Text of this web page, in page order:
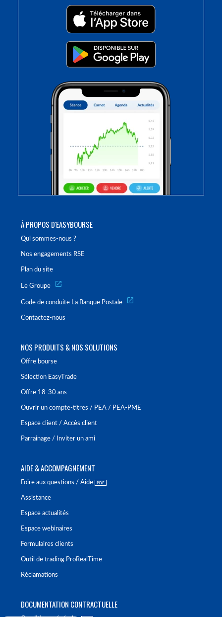
À PROPOS D'EASYBOURSE
Qui sommes-nous ?
Nos engagements RSE
Plan du site
Le Groupe
Code de conduite La Banque Postale
Contactez-nous
NOS PRODUITS & NOS SOLUTIONS
Offre bourse
Sélection EasyTrade
Offre 18-30 ans
Ouvrir un compte-titres / PEA / PEA-PME
Espace client / Accès client
Parrainage / Inviter un ami
AIDE & ACCOMPAGNEMENT
Foire aux questions / Aide
Assistance
Espace actualités
Espace webinaires
Formulaires clients
Outil de trading ProRealTime
Réclamations
DOCUMENTATION CONTRACTUELLE